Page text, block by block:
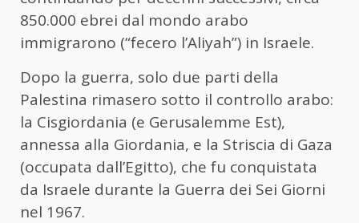
850.000 ebrei dal mondo arabo
immigrarono (“fecero l’Aliyah”) in Israele.
Dopo la guerra, solo due parti della
Palestina rimasero sotto il controllo arabo:
la Cisgiordania (e Gerusalemme Est),
annessa alla Giordania, e la Striscia di Gaza
(occupata dall’Egitto), che fu conquistata
da Israele durante la Guerra dei Sei Giorni
nel 1967.